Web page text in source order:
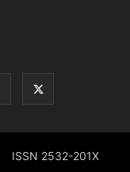
ISSN 2532-201X